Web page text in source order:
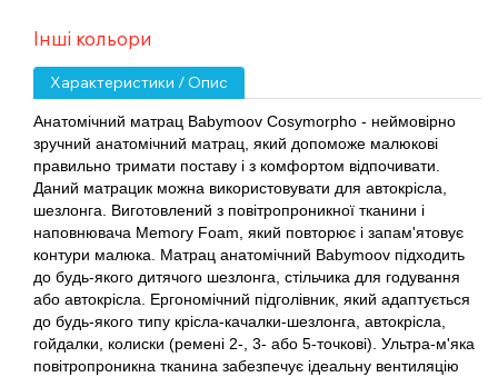
Інші кольори
Характеристики / Опис
Анатомічний матрац Babymoov Cosymorpho - неймовірно
зручний анатомічний матрац, який допоможе малюкові
правильно тримати поставу і з комфортом відпочивати.
Даний матрацик можна використовувати для автокрісла,
шезлонга. Виготовлений з повітропроникної тканини і
наповнювача Memory Foam, який повторює і запам'ятовує
контури малюка. Матрац анатомічний Babymoov підходить
до будь-якого дитячого шезлонга, стільчика для годування
або автокрісла. Ергономічний підголівник, який адаптується
до будь-якого типу крісла-качалки-шезлонга, автокрісла,
гойдалки, колиски (ремені 2-, 3- або 5-точкові). Ультра-м'яка
повітропроникна тканина забезпечує ідеальну вентиляцію